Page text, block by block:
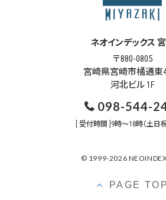
ネオインデックス
〒880-0805
宮崎県宮崎市橘通東
河北ビル 1F
098-544-
[ 受付時間 ]9時～18時（土日祝
© 1999-2026
PAGE TOP